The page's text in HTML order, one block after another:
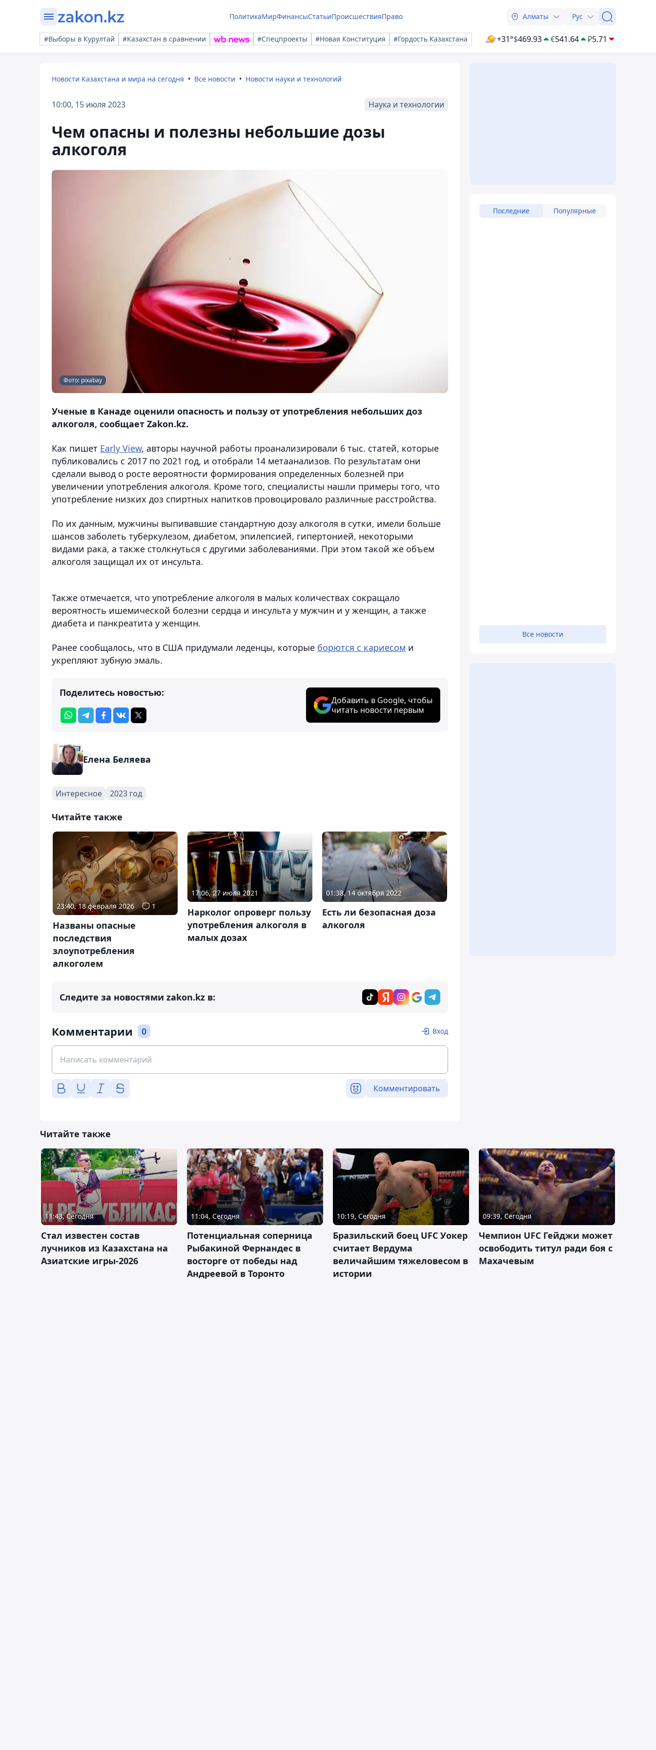
ПолитикаМирФинансыСтатьиПроисшествияПраво Алматы Рус
#Выборы в Курултай #Казахстан в сравнении #Спецпроекты #Новая Конституция #Гордость Казахстана +31°$469.93 €541.64 ₽5.71
Новости Казахстана и мира на сегодня Все новости Новости науки и технологий
10:00, 15 июля 2023 Наука и технологии
Чем опасны и полезны небольшие дозы
алкоголя
Фото: pixabay
Ученые в Канаде оценили опасность и пользу от употребления небольших доз
алкоголя, сообщает Zakon.kz.
Как пишет Early View, авторы научной работы проанализировали 6 тыс. статей, которые
публиковались с 2017 по 2021 год, и отобрали 14 метаанализов. По результатам они
сделали вывод о росте вероятности формирования определенных болезней при
увеличении употребления алкоголя. Кроме того, специалисты нашли примеры того, что
употребление низких доз спиртных напитков провоцировало различные расстройства.
По их данным, мужчины выпивавшие стандартную дозу алкоголя в сутки, имели больше
шансов заболеть туберкулезом, диабетом, эпилепсией, гипертонией, некоторыми
видами рака, а также столкнуться с другими заболеваниями. При этом такой же объем
алкоголя защищал их от инсульта.
Также отмечается, что употребление алкоголя в малых количествах сокращало
вероятность ишемической болезни сердца и инсульта у мужчин и у женщин, а также
диабета и панкреатита у женщин.
Ранее сообщалось, что в США придумали леденцы, которые борются с кариесом и
укрепляют зубную эмаль.
Поделитесь новостью:
Добавить в Google, чтобы
читать новости первым
Елена Беляева
Интересное 2023 год
Читайте также
23:40, 18 февраля 2026 1
Названы опасные
последствия
злоупотребления
алкоголем
17:06, 27 июля 2021
Нарколог опроверг пользу
употребления алкоголя в
малых дозах
01:38, 14 октября 2022
Есть ли безопасная доза
алкоголя
Следите за новостями zakon.kz в:
Комментарии 0 Вход
Комментировать
Последние Популярные
Все новости
Читайте также
11:43, Сегодня
Стал известен состав
лучников из Казахстана на
Азиатские игры-2026
11:04, Сегодня
Потенциальная соперница
Рыбакиной Фернандес в
восторге от победы над
Андреевой в Торонто
10:19, Сегодня
Бразильский боец UFC Уокер
считает Вердума
величайшим тяжеловесом в
истории
09:39, Сегодня
Чемпион UFC Гейджи может
освободить титул ради боя с
Махачевым